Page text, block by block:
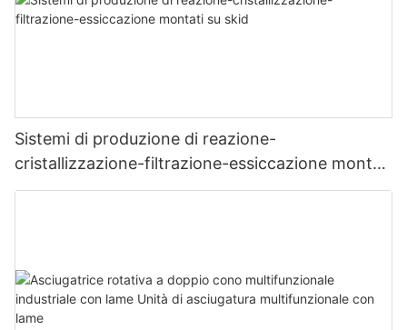
Sistemi di produzione di reazione-
cristallizzazione-filtrazione-essiccazione montati
su skid